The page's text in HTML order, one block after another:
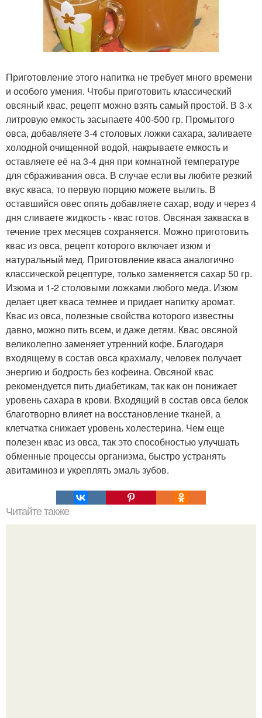
Приготовление этого напитка не требует много времени
и особого умения. Чтобы приготовить классический
овсяный квас, рецепт можно взять самый простой. В 3-х
литровую емкость засыпаете 400-500 гр. Промытого
овса, добавляете 3-4 столовых ложки сахара, заливаете
холодной очищенной водой, накрываете емкость и
оставляете её на 3-4 дня при комнатной температуре
для сбраживания овса. В случае если вы любите резкий
вкус кваса, то первую порцию можете вылить. В
оставшийся овес опять добавляете сахар, воду и через 4
дня сливаете жидкость - квас готов. Овсяная закваска в
течение трех месяцев сохраняется. Можно приготовить
квас из овса, рецепт которого включает изюм и
натуральный мед. Приготовление кваса аналогично
классической рецептуре, только заменяется сахар 50 гр.
Изюма и 1-2 столовыми ложками любого меда. Изюм
делает цвет кваса темнее и придает напитку аромат.
Квас из овса, полезные свойства которого известны
давно, можно пить всем, и даже детям. Квас овсяной
великолепно заменяет утренний кофе. Благодаря
входящему в состав овса крахмалу, человек получает
энергию и бодрость без кофеина. Овсяной квас
рекомендуется пить диабетикам, так как он понижает
уровень сахара в крови. Входящий в состав овса белок
благотворно влияет на восстановление тканей, а
клетчатка снижает уровень холестерина. Чем еще
полезен квас из овса, так это способностью улучшать
обменные процессы организма, быстро устранять
авитаминоз и укреплять эмаль зубов.
Читайте также